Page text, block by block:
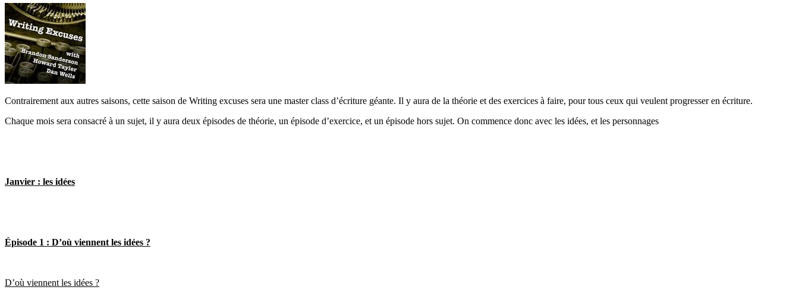
Contrairement aux autres saisons, cette saison de Writing excuses sera une master class d’écriture géante. Il y aura de la théorie et des exercices à faire, pour tous ceux qui veulent progresser en écriture.
Chaque mois sera consacré à un sujet, il y aura deux épisodes de théorie, un épisode d’exercice, et un épisode hors sujet. On commence donc avec les idées, et les personnages
Janvier : les idées
Épisode 1 : D’où viennent les idées ?
D’où viennent les idées ?